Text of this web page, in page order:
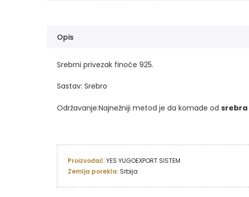
Opis
Srebrni privezak finoće 925.
Sastav: Srebro
Održavanje:Najnežniji metod je da komade od srebra
Proizvođač: YES YUGOEXPORT SISTEM
Zemlja porekla: Srbija